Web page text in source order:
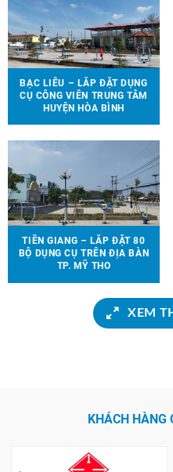
BẠC LIÊU – LẮP ĐẶT DỤNG
CỤ CÔNG VIÊN TRUNG TÂM
HUYỆN HÒA BÌNH
TIỀN GIANG – LẮP ĐẶT 80
BỘ DỤNG CỤ TRÊN ĐỊA BÀN
TP. MỸ THO
XEM
KHÁCH HÀNG